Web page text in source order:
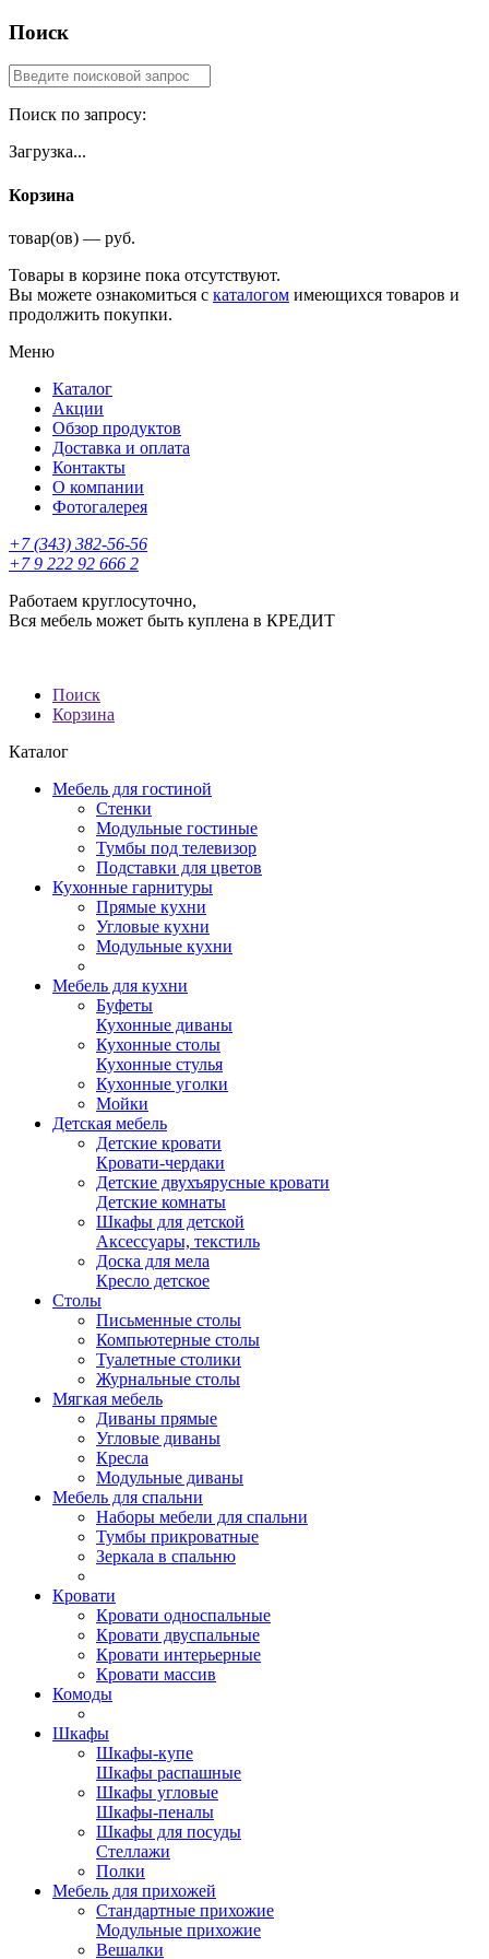
Поиск
Поиск по запросу:
Загрузка...
Корзина
товар(ов) — руб.
Товары в корзине пока отсутствуют.
Вы можете ознакомиться с каталогом имеющихся товаров и
продолжить покупки.
Меню
Каталог
Акции
Обзор продуктов
Доставка и оплата
Контакты
О компании
Фотогалерея
+7 (343) 382-56-56
+7 9 222 92 666 2
Работаем круглосуточно,
Вся мебель может быть куплена в КРЕДИТ
Поиск
Корзина
Каталог
Мебель для гостиной
Стенки
Модульные гостиные
Тумбы под телевизор
Подставки для цветов
Кухонные гарнитуры
Прямые кухни
Угловые кухни
Модульные кухни
Мебель для кухни
Буфеты
Кухонные диваны
Кухонные столы
Кухонные стулья
Кухонные уголки
Мойки
Детская мебель
Детские кровати
Кровати-чердаки
Детские двухъярусные кровати
Детские комнаты
Шкафы для детской
Аксессуары, текстиль
Доска для мела
Кресло детское
Столы
Письменные столы
Компьютерные столы
Туалетные столики
Журнальные столы
Мягкая мебель
Диваны прямые
Угловые диваны
Кресла
Модульные диваны
Мебель для спальни
Наборы мебели для спальни
Тумбы прикроватные
Зеркала в спальню
Кровати
Кровати односпальные
Кровати двуспальные
Кровати интерьерные
Кровати массив
Комоды
Шкафы
Шкафы-купе
Шкафы распашные
Шкафы угловые
Шкафы-пеналы
Шкафы для посуды
Стеллажи
Полки
Мебель для прихожей
Стандартные прихожие
Модульные прихожие
Вешалки